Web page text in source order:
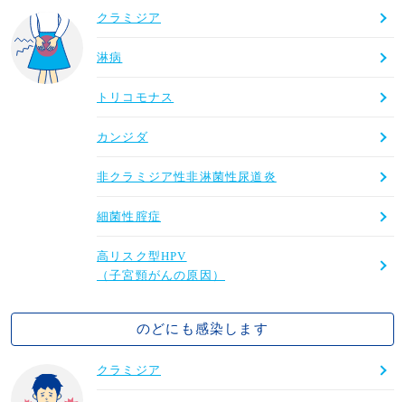
クラミジア
淋病
トリコモナス
カンジダ
非クラミジア性非淋菌性尿道炎
細菌性腟症
高リスク型HPV
（子宮頸がんの原因）
のどにも感染します
クラミジア